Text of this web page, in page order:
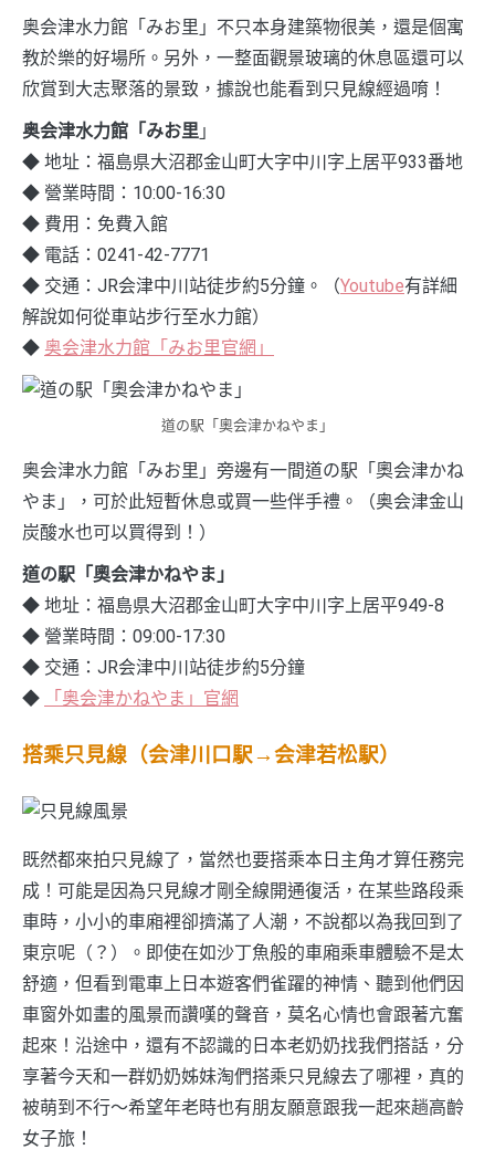
奥会津水力館「みお里」不只本身建築物很美，還是個寓
教於樂的好場所。另外，一整面觀景玻璃的休息區還可以
欣賞到大志聚落的景致，據說也能看到只見線經過唷！
奥会津水力館「みお里 」
◆ 地址：福島県大沼郡金山町大字中川字上居平933番地
◆ 營業時間：10:00-16:30
◆ 費用：免費入館
◆ 電話：0241-42-7771
◆ 交通：JR会津中川站徒步約5分鐘。（Youtube有詳細
解說如何從車站步行至水力館）
◆ 奥会津水力館「みお里官網」
道の駅「奧会津かねやま」
奥会津水力館「みお里」旁邊有一間道の駅「奧会津かね
やま」，可於此短暫休息或買一些伴手禮。（奥会津金山
炭酸水也可以買得到！）
道の駅「奧会津かねやま」
◆ 地址：福島県大沼郡金山町大字中川字上居平949-8
◆ 營業時間：09:00-17:30
◆ 交通：JR会津中川站徒步約5分鐘
◆
「奥会津かねやま」官網
搭乘只見線（会津川口駅→会津若松駅）
既然都來拍只見線了，當然也要搭乘本日主角才算任務完
成！可能是因為只見線才剛全線開通復活，在某些路段乘
車時，小小的車廂裡卻擠滿了人潮，不說都以為我回到了
東京呢（？）。即使在如沙丁魚般的車廂乘車體驗不是太
舒適，但看到電車上日本遊客們雀躍的神情、聽到他們因
車窗外如畫的風景而讚嘆的聲音，莫名心情也會跟著亢奮
起來！沿途中，還有不認識的日本老奶奶找我們搭話，分
享著今天和一群奶奶姊妹淘們搭乘只見線去了哪裡，真的
被萌到不行～希望年老時也有朋友願意跟我一起來趟高齡
女子旅！